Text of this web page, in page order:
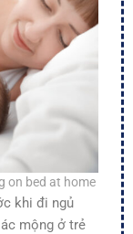
on bed at home
khi đi ngủ
mộng ở trẻ